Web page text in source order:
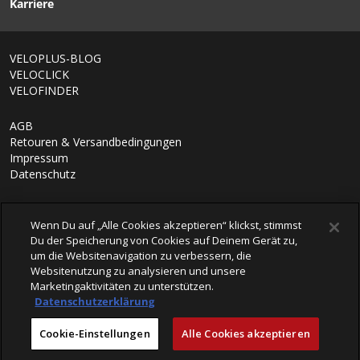
Karriere
VELOPLUS-BLOG
VELOCLICK
VELOFINDER
AGB
Retouren & Versandbedingungen
Impressum
Datenschutz
powered by polynorm
Wenn Du auf „Alle Cookies akzeptieren“ klickst, stimmst
Du der Speicherung von Cookies auf Deinem Gerät zu,
um die Websitenavigation zu verbessern, die
Websitenutzung zu analysieren und unsere
Marketingaktivitäten zu unterstützen.
Datenschutzerklärung
Cookie-Einstellungen Alle Cookies akzeptieren